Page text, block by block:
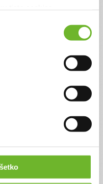
a nádej Adamkovi. Nádej a
❤️